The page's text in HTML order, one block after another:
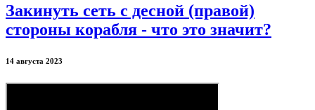
Закинуть сеть с десной (правой)
стороны корабля - что это значит?
14 августа 2023